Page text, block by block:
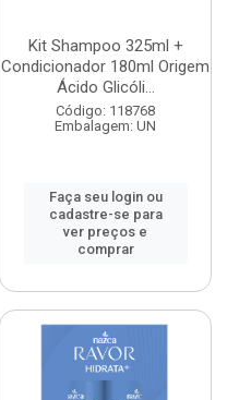
Kit Shampoo 325ml +
Condicionador 180ml Origem
Ácido Glicóli...
Código: 118768
Embalagem: UN
Faça seu login ou
cadastre-se para
ver preços e
comprar